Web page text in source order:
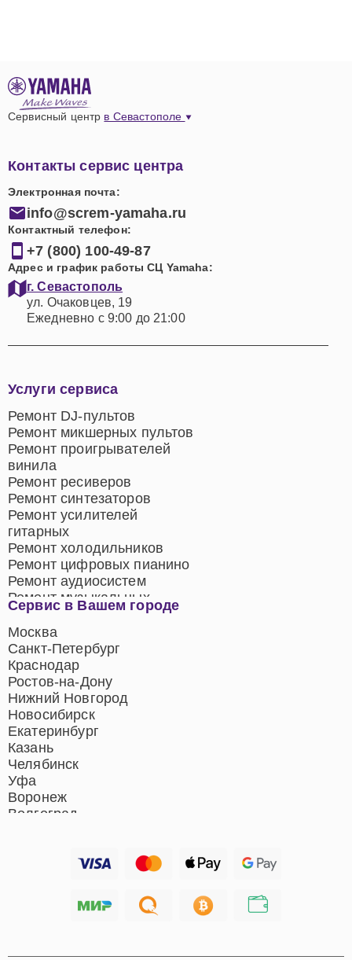
Сервисный центр в Севастополе
Контакты сервис центра
Электронная почта:
info@screm-yamaha.ru
Контактный телефон:
+7 (800) 100-49-87
Адрес и график работы СЦ Yamaha:
г. Севастополь
ул. Очаковцев, 19
Ежедневно с 9:00 до 21:00
Сервис в Вашем городе
Москва
Санкт-Петербург
Краснодар
Ростов-на-Дону
Нижний Новгород
Новосибирск
Екатеринбург
Казань
Челябинск
Уфа
Воронеж
Волгоград
Хабаровск
Услуги сервиса
Ремонт DJ-пультов
Ремонт микшерных пультов
Ремонт проигрывателей
винила
Ремонт ресиверов
Ремонт синтезаторов
Ремонт усилителей
гитарных
Ремонт холодильников
Ремонт цифровых пианино
Ремонт аудиосистем
Ремонт музыкальных
центров
Ремонт домашних
кинотеатров
Ремонт микрофонов
Ремонт акустических
систем